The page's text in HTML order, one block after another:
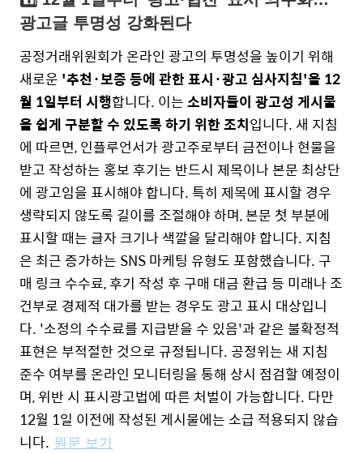
광고글 투명성 강화된다
공정거래위원회가 온라인 광고의 투명성을 높이기 위해
새로운 '추천·보증 등에 관한 표시·광고 심사지침'을 12
월 1일부터 시행합니다. 이는소비자들이 광고성 게시물
을 쉽게 구분할 수 있도록 하기 위한 조치입니다. 새 지침
에 따르면, 인플루언서가 광고주로부터 금전이나 현물을
받고 작성하는 홍보 후기는 반드시 제목이나 본문 최상단
에 광고임을 표시해야 합니다. 특히 제목에 표시할 경우
생략되지 않도록 길이를 조절해야 하며, 본문 첫 부분에
표시할 때는 글자 크기나 색깔을 달리해야 합니다. 지침
은 최근 증가하는 SNS 마케팅 유형도 포함했습니다. 구
매 링크 수수료, 후기 작성 후 구매 대금 환급 등 미래나 조
건부로 경제적 대가를 받는 경우도 광고 표시 대상입니
다. '소정의 수수료를 지급받을 수 있음'과 같은 불확정적
표현은 부적절한 것으로 규정됩니다. 공정위는 새 지침
준수 여부를 온라인 모니터링을 통해 상시 점검할 예정이
며, 위반 시 표시광고법에 따른 처벌이 가능합니다. 다만
12월 1일 이전에 작성된 게시물에는 소급 적용되지 않습
니다. 원문 보기